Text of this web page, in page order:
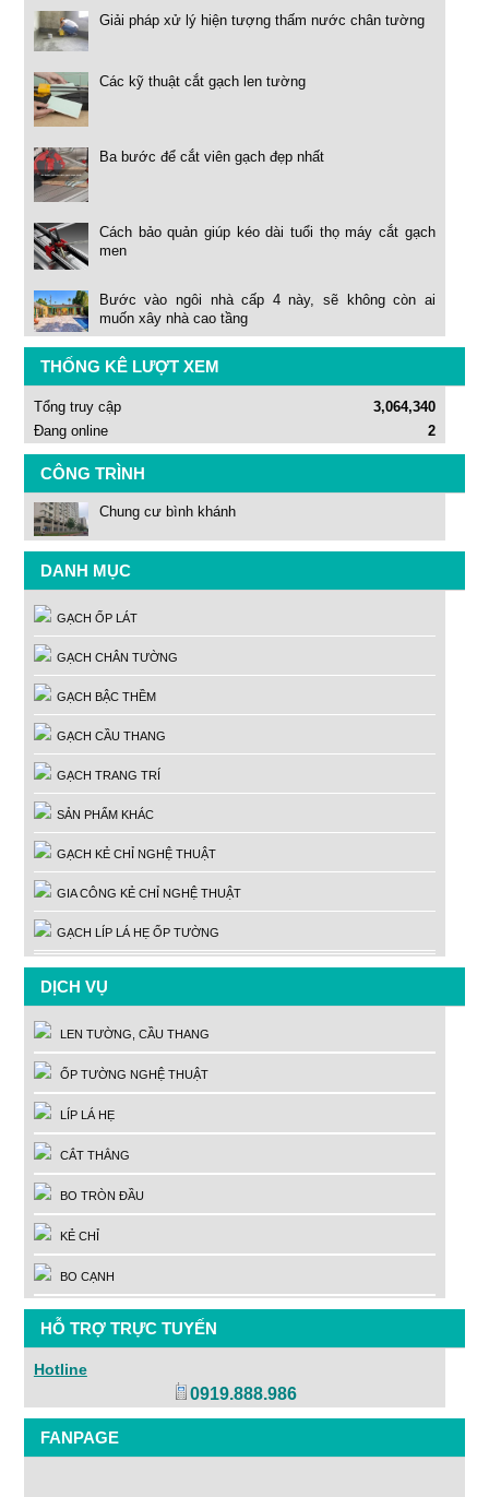
Giải pháp xử lý hiện tượng thấm nước chân tường
Các kỹ thuật cắt gạch len tường
Ba bước để cắt viên gạch đẹp nhất
Cách bảo quản giúp kéo dài tuổi thọ máy cắt gạch
men
Bước vào ngôi nhà cấp 4 này, sẽ không còn ai
muốn xây nhà cao tầng
THỐNG KÊ LƯỢT XEM
Tổng truy cập
3,064,340
Đang online
2
CÔNG TRÌNH
Chung cư bình khánh
DANH MỤC
GẠCH ỐP LÁT
GẠCH CHÂN TƯỜNG
GẠCH BẬC THỀM
GẠCH CẦU THANG
GẠCH TRANG TRÍ
SẢN PHẨM KHÁC
GẠCH KẺ CHỈ NGHỆ THUẬT
GIA CÔNG KẺ CHỈ NGHỆ THUẬT
GẠCH LÍP LÁ HẸ ỐP TƯỜNG
DỊCH VỤ
LEN TƯỜNG, CẦU THANG
ỐP TƯỜNG NGHỆ THUẬT
LÍP LÁ HẸ
CẮT THẲNG
BO TRÒN ĐẦU
KẺ CHỈ
BO CẠNH
HỖ TRỢ TRỰC TUYẾN
Hotline
0919.888.986
FANPAGE